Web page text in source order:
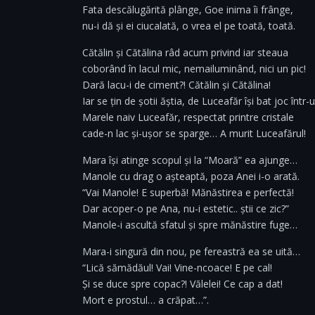
Fata descălugărită plânge, Goe inima îi frânge,
nu-i dă și ei ciucalată, o vrea el pe toată, toată.
Cătălin și Cătălina râd acum privind iar steaua
coborând în lacul mic, nemailuminând, nici un pic!
Dară lacu-i de ciment?! Cătălin și Cătălina!
Iar se țin de șotii ăștia, de Luceafăr își bat joc într-
Marele naiv Luceafăr, respectat printre cristale
cade-n lac și-ușor se sparge… A murit Luceafărul!
Mara își atinge scopul și la “Moară” ea ajunge…
Manole cu drag o așteaptă, poza Anei i-o arată.
“Vai Manole! E superbă! Mănăstirea e perfectă!
Dar acoper-o pe Ana, nu-i estetic.. știi ce zic?”
Manole-i ascultă sfatul și spre mănăstire fuge…
Mara-i singură din nou, pe fereastră ea se uită…
“Lică sămădăul! Vai! Vine-ncoace! E pe cal!
Și se duce spre copac?! Vălelei! Ce cap a dat!
Mort e prostul… a crăpat…”.